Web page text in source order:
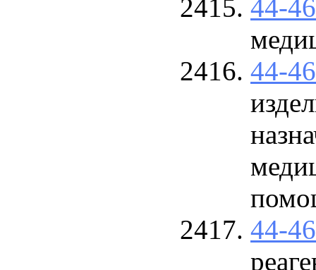
44-
44-
44-